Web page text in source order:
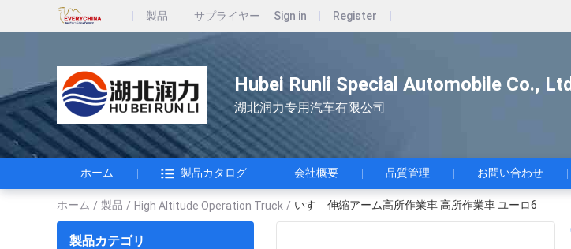
製品 サプライヤー Sign in Register
Hubei Runli Special Automobile Co.,
湖北润力专用汽车有限公司
ホーム 製品カタログ 会社概要 品質管理 お問い合わせ
ホーム / 製品 / High Altitude Operation Truck / いすゞ伸縮アーム高所作業車 高所作業車 ユーロ6
製品カテゴリ